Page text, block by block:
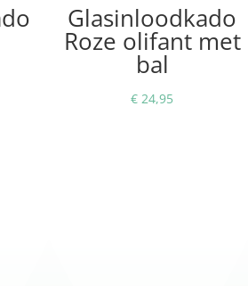
Glasinloodkado
Roze olifant met
bal
€ 24,95